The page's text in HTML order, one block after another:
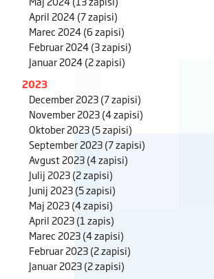
April 2024(7 zapisi)
Marec 2024(6 zapisi)
Februar 2024(3 zapisi)
Januar 2024(2 zapisi)
2023
December 2023(7 zapisi)
November 2023(4 zapisi)
Oktober 2023(5 zapisi)
September 2023(7 zapisi)
Avgust 2023(4 zapisi)
Julij 2023(2 zapisi)
Junij 2023(5 zapisi)
Maj 2023(4 zapisi)
April 2023(1 zapis)
Marec 2023(4 zapisi)
Februar 2023(2 zapisi)
Januar 2023(2 zapisi)